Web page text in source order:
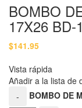
BOMBO
17X26 BD-
$141.95
Vista rápida
Añadir a la lista de
-
BOMBO DE